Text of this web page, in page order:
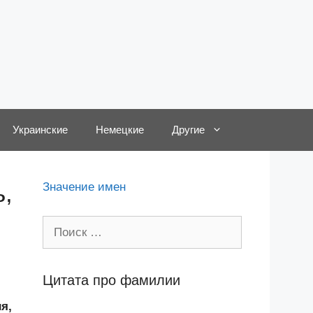
Украинские Немецкие Другие
Значение имен
Цитата про фамилии